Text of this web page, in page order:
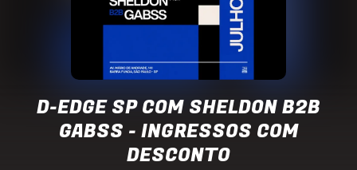
D-EDGE SP COM SHELDON B2B
GABSS - INGRESSOS COM
DESCONTO